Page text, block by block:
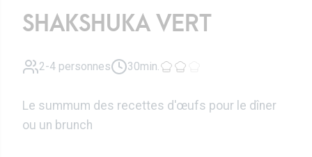
SHAKSHUKA VERT
2-4 personnes 30min.
Le summum des recettes d'œufs pour le dîner
ou un brunch